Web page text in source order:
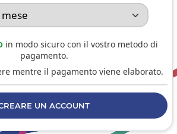
in modo sicuro con il vostro metodo di
pagamento.
mentre il pagamento viene elaborato.
UN ACCOUNT